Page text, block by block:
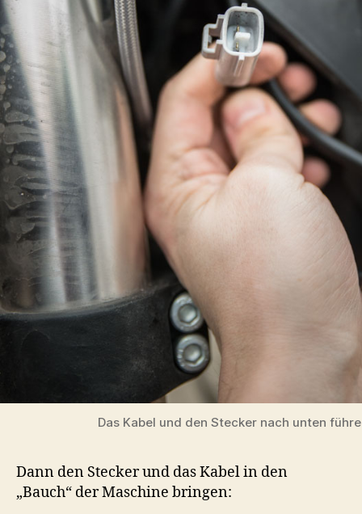
Das Kabel und den Stecker nach unten
Dann den Stecker und das Kabel in den
„Bauch“ der Maschine bringen: